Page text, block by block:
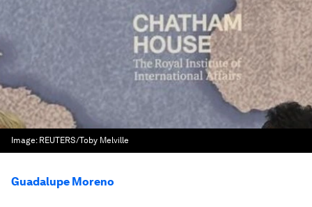
Image: REUTERS/Toby Melville
Guadalupe Moreno